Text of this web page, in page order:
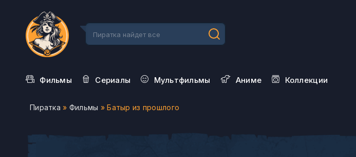
Фильмы Сериалы Мультфильмы Aниме Коллекции
Пиратка » Фильмы » Батыр из прошлого